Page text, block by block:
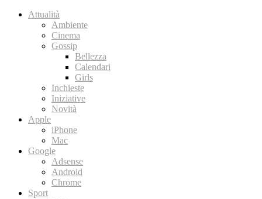
Attualità
Ambiente
Cinema
Gossip
Bellezza
Calendari
Girls
Inchieste
Iniziative
Novità
Apple
iPhone
Mac
Google
Adsense
Android
Chrome
Sport